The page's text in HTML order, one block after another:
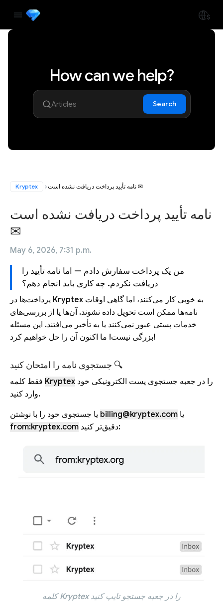
How can we help?
Search
Kryptex نامه تأیید پرداخت دریافت نشده است ✉
نامه تأیید پرداخت دریافت نشده است
✉
May 6, 2026, 7:31 p.m.
من یک پرداخت سفارش دادم — اما نامه تأیید را
دریافت نکردم. چه کاری باید انجام دهم؟
پرداخت‌ها در Kryptex به خوبی کار می‌کنند، اما گاهی اوقات
نامه‌ها ممکن است تحویل داده نشوند. آن‌ها یا از بررسی‌های
خدمات پستی عبور نمی‌کنند یا به تأخیر می‌افتند. این مسئله
بزرگی نیست! ما اکنون آن را حل خواهیم کرد!
جستجوی نامه را امتحان کنید 🔍
Kryptex
وارد کنید.
billing@kryptex.com یا
from:kryptex.com
دقیق‌تر کنید:
کلمه Kryptex را در جعبه جستجو تایپ کنید